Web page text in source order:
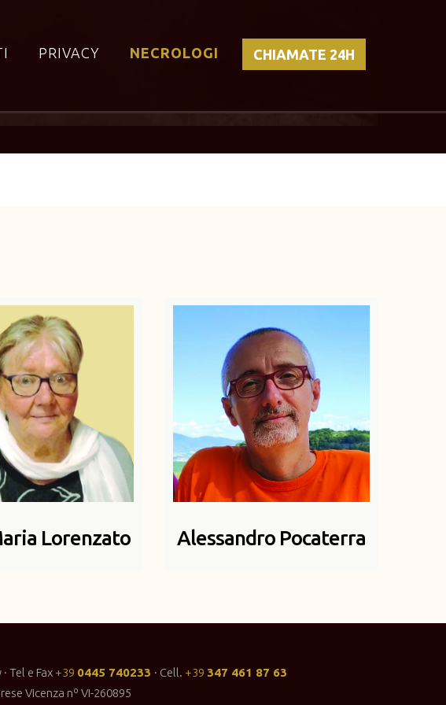
CHIAMATE 24H
PRIVACY NECROLOGI
Lorenzato Alessandro Pocaterra
Tel e Fax +39 0445 740233 · Cell. +39 347 461 87 63
Vicenza nº VI-260895